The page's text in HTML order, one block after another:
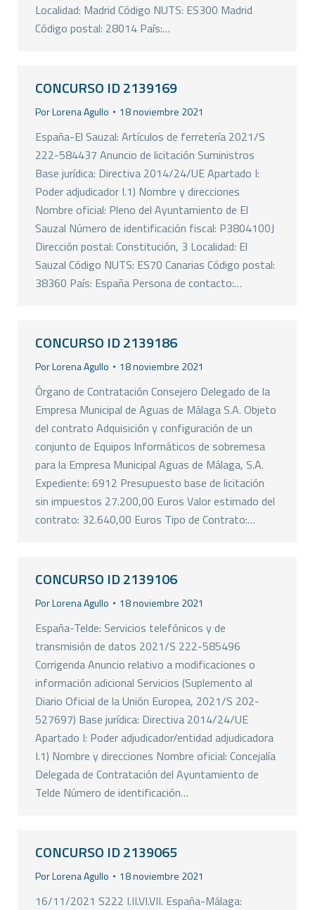
Localidad: Madrid Código NUTS: ES300 Madrid
Código postal: 28014 País:…
CONCURSO ID 2139169
PorLorena Agullo 18 noviembre 2021
España-El Sauzal: Artículos de ferretería 2021/S
222-584437 Anuncio de licitación Suministros
Base jurídica: Directiva 2014/24/UE Apartado I:
Poder adjudicador I.1) Nombre y direcciones
Nombre oficial: Pleno del Ayuntamiento de El
Sauzal Número de identificación fiscal: P3804100J
Dirección postal: Constitución, 3 Localidad: El
Sauzal Código NUTS: ES70 Canarias Código postal:
38360 País: España Persona de contacto:…
CONCURSO ID 2139186
PorLorena Agullo 18 noviembre 2021
Órgano de Contratación Consejero Delegado de la
Empresa Municipal de Aguas de Málaga S.A. Objeto
del contrato Adquisición y configuración de un
conjunto de Equipos Informáticos de sobremesa
para la Empresa Municipal Aguas de Málaga, S.A.
Expediente: 6912 Presupuesto base de licitación
sin impuestos 27.200,00 Euros Valor estimado del
contrato: 32.640,00 Euros Tipo de Contrato:…
CONCURSO ID 2139106
PorLorena Agullo 18 noviembre 2021
España-Telde: Servicios telefónicos y de
transmisión de datos 2021/S 222-585496
Corrigenda Anuncio relativo a modificaciones o
información adicional Servicios (Suplemento al
Diario Oficial de la Unión Europea, 2021/S 202-
527697) Base jurídica: Directiva 2014/24/UE
Apartado I: Poder adjudicador/entidad adjudicadora
I.1) Nombre y direcciones Nombre oficial: Concejalía
Delegada de Contratación del Ayuntamiento de
Telde Número de identificación…
CONCURSO ID 2139065
PorLorena Agullo 18 noviembre 2021
16/11/2021 S222 I.II.VI.VII. España-Málaga: